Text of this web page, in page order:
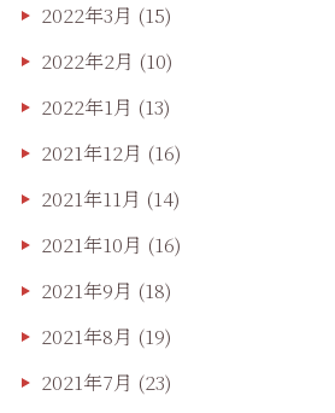
2022年3月 (15)
2022年2月 (10)
2022年1月 (13)
2021年12月 (16)
2021年11月 (14)
2021年10月 (16)
2021年9月 (18)
2021年8月 (19)
2021年7月 (23)